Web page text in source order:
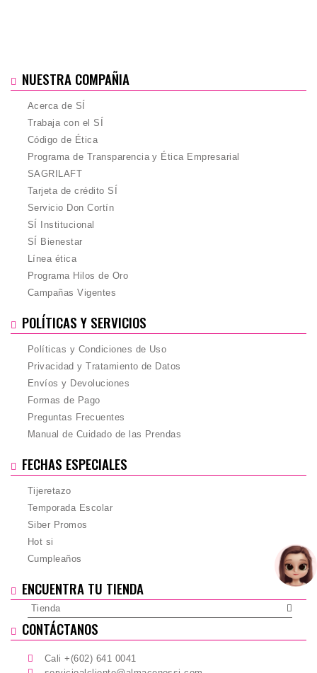
NUESTRA COMPAÑIA
Acerca de SÍ
Trabaja con el SÍ
Código de Ética
Programa de Transparencia y Ética Empresarial
SAGRILAFT
Tarjeta de crédito SÍ
Servicio Don Cortín
SÍ Institucional
SÍ Bienestar
Línea ética
Programa Hilos de Oro
Campañas Vigentes
POLÍTICAS Y SERVICIOS
Políticas y Condiciones de Uso
Privacidad y Tratamiento de Datos
Envíos y Devoluciones
Formas de Pago
Preguntas Frecuentes
Manual de Cuidado de las Prendas
FECHAS ESPECIALES
Tijeretazo
Temporada Escolar
Siber Promos
Hot si
Cumpleaños
ENCUENTRA TU TIENDA
Tienda
CONTÁCTANOS
Cali +(602) 641 0041